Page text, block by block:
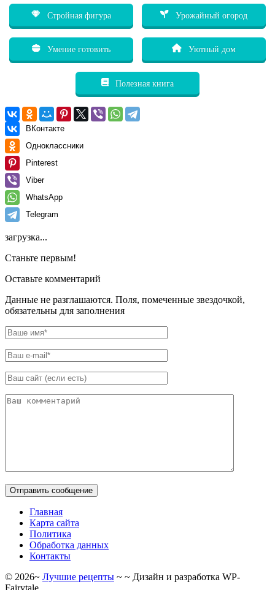
Стройная фигура Урожайный огород
Умение готовить Уютный дом
Полезная книга
ВКонтакте
Одноклассники
Pinterest
Viber
WhatsApp
Telegram
загрузка...
Станьте первым!
Оставьте комментарий
Данные не разглашаются. Поля, помеченные звездочкой,
обязательны для заполнения
Главная
Карта сайта
Политика
Обработка данных
Контакты
© 2026~ Лучшие рецепты ~ ~ Дизайн и разработка WP-
Fairytale